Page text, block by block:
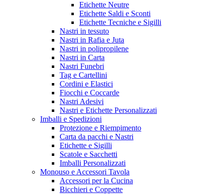
Etichette Neutre
Etichette Saldi e Sconti
Etichette Tecniche e Sigilli
Nastri in tessuto
Nastri in Rafia e Juta
Nastri in polipropilene
Nastri in Carta
Nastri Funebri
Tag e Cartellini
Cordini e Elastici
Fiocchi e Coccarde
Nastri Adesivi
Nastri e Etichette Personalizzati
Imballi e Spedizioni
Protezione e Riempimento
Carta da pacchi e Nastri
Etichette e Sigilli
Scatole e Sacchetti
Imballi Personalizzati
Monouso e Accessori Tavola
Accessori per la Cucina
Bicchieri e Coppette